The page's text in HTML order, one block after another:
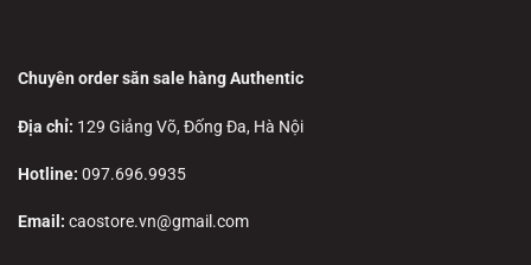
Chuyên order săn sale hàng Authentic
Địa chỉ: 129 Giảng Võ, Đống Đa, Hà Nội
Hotline: 097.696.9935
Email: caostore.vn@gmail.com